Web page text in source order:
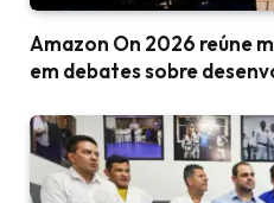
Amazon On 2026 reúne
em debates sobre